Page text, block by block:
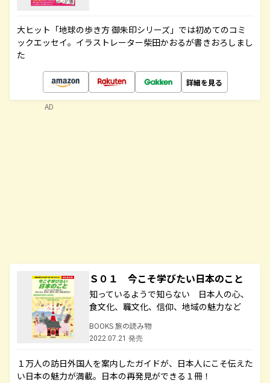
大ヒット「地球の歩き方 御朱印シリーズ」では初めてのコミ
ックエッセイ。イラストレーター柴田かおるが書きおろしまし
た
詳細を見る
Ｓ０１ 今こそ学びたい日本のこと
知っているようで知らない 日本人の心、
食文化、職文化、信仰、地域の魅力など
BOOKS 旅の読み物
2022.07.21 発売
１万人の訪日外国人を案内したガイドが、日本人にこそ伝えた
い日本の魅力が満載。日本の再発見ができる１冊！
AD